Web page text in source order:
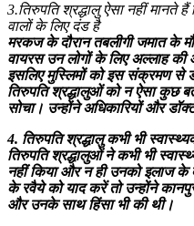
3.तिरुपति श्रद्धालु ऐसा नहीं मानते हैं
वालों के लिए दंड है
मरकज के दौरान तबलीगी जमात के
वायरस उन लोगों के लिए अल्लाह
इसलिए मुस्लिमों को इस संक्रमण से
तिरुपति श्रद्धालुओं को न ऐसा कुछ
सोचा। उन्होंने अधिकारियों और
4. तिरुपति श्रद्धालु कभी भी
तिरुपति श्रद्धालुओं ने कभी भी
नहीं किया और न ही उनको इलाज के
के रवैये को याद करें तो उन्होंने
और उनके साथ हिंसा भी की थी।